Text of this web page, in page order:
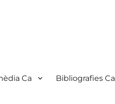
Ca Bibliografies Ca